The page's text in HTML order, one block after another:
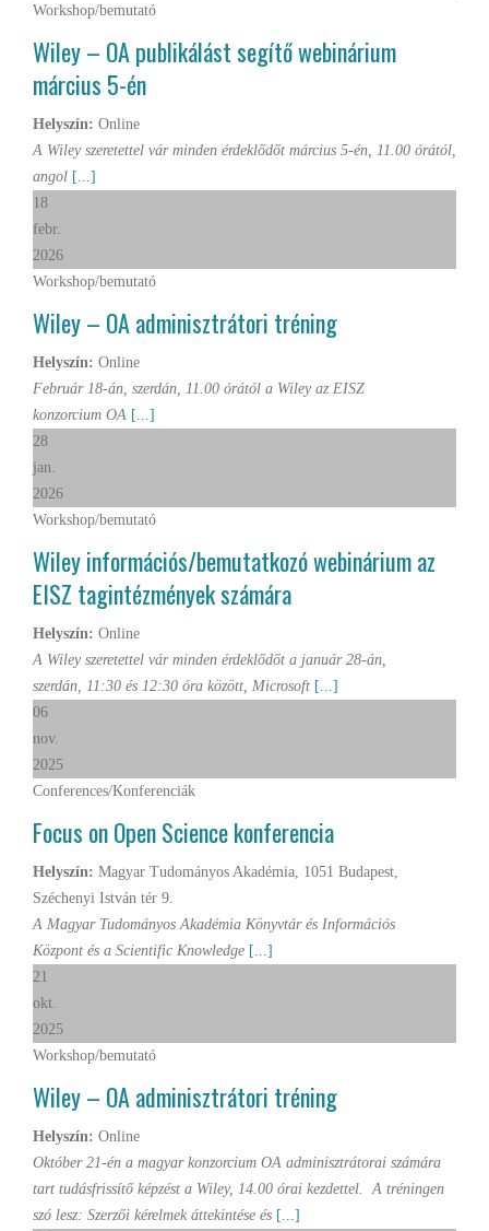
Workshop/bemutató
Wiley – OA publikálást segítő webinárium
március 5-én
Helyszín: Online
A Wiley szeretettel vár minden érdeklődőt március 5-én, 11.00 órától,
angol [...]
18
febr.
2026
Workshop/bemutató
Wiley – OA adminisztrátori tréning
Helyszín: Online
Február 18-án, szerdán, 11.00 órától a Wiley az EISZ
konzorcium OA [...]
28
jan.
2026
Workshop/bemutató
Wiley információs/bemutatkozó webinárium az
EISZ tagintézmények számára
Helyszín: Online
A Wiley szeretettel vár minden érdeklődőt a január 28-án,
szerdán, 11:30 és 12:30 óra között, Microsoft [...]
06
nov.
2025
Conferences/Konferenciák
Focus on Open Science konferencia
Helyszín: Magyar Tudományos Akadémia, 1051 Budapest,
Széchenyi István tér 9.
A Magyar Tudományos Akadémia Könyvtár és Információs
Központ és a Scientific Knowledge [...]
21
okt.
2025
Workshop/bemutató
Wiley – OA adminisztrátori tréning
Helyszín: Online
Október 21-én a magyar konzorcium OA adminisztrátorai számára
tart tudásfrissítő képzést a Wiley, 14.00 órai kezdettel. A tréningen
szó lesz: Szerzői kérelmek áttekintése és [...]